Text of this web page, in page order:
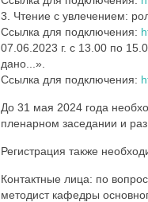
3. Чтение с увлечением:
Ссылка для подключения:
07.06.2023 г. с 13.00 по
дано...».
Ссылка для подключения:
До 31 мая 2024 года
пленарном заседании и
Регистрация также
Контактные лица: по
методист кафедры